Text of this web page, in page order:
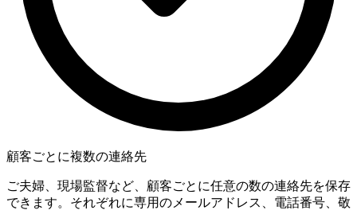
顧客ごとに複数の連絡先
ご夫婦、現場監督など、顧客ごとに任意の数の連絡先を保存
できます。それぞれに専用のメールアドレス、電話番号、敬